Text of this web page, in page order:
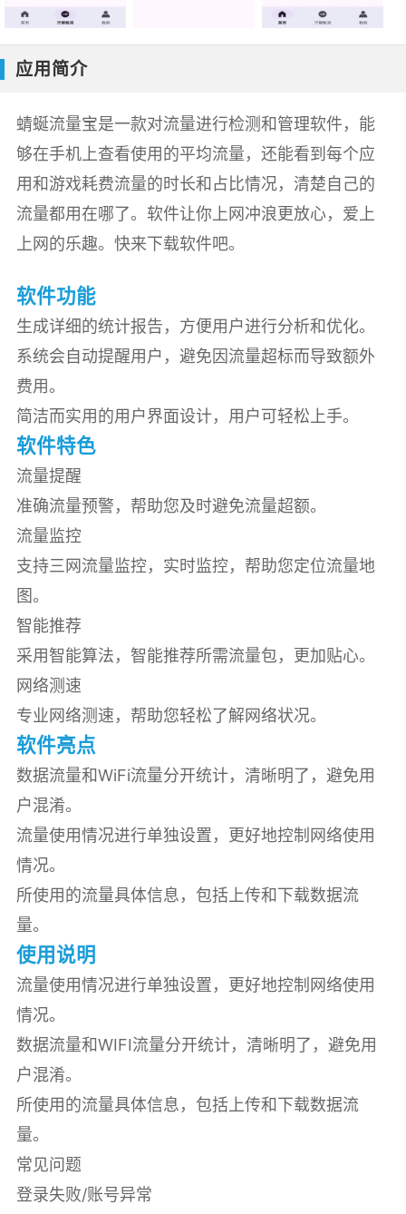
应用简介
蜻蜒流量宝是一款对流量进行检测和管理软件，能
够在手机上查看使用的平均流量，还能看到每个应
用和游戏耗费流量的时长和占比情况，清楚自己的
流量都用在哪了。软件让你上网冲浪更放心，爱上
上网的乐趣。快来下载软件吧。
软件功能
生成详细的统计报告，方便用户进行分析和优化。
系统会自动提醒用户，避免因流量超标而导致额外
费用。
简洁而实用的用户界面设计，用户可轻松上手。
软件特色
流量提醒
准确流量预警，帮助您及时避免流量超额。
流量监控
支持三网流量监控，实时监控，帮助您定位流量地
图。
智能推荐
采用智能算法，智能推荐所需流量包，更加贴心。
网络测速
专业网络测速，帮助您轻松了解网络状况。
软件亮点
数据流量和WiFi流量分开统计，清晰明了，避免用
户混淆。
流量使用情况进行单独设置，更好地控制网络使用
情况。
所使用的流量具体信息，包括上传和下载数据流
量。
使用说明
流量使用情况进行单独设置，更好地控制网络使用
情况。
数据流量和WIFI流量分开统计，清晰明了，避免用
户混淆。
所使用的流量具体信息，包括上传和下载数据流
量。
常见问题
登录失败/账号异常